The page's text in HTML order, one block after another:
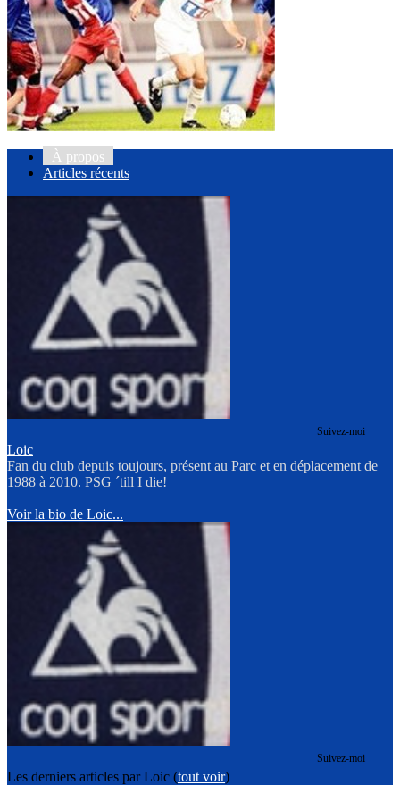
À propos
Articles récents
Suivez-moi
Loic
Fan du club depuis toujours, présent au Parc et en déplacement de
1988 à 2010. PSG ´till I die!
Voir la bio de Loic...
Suivez-moi
Les derniers articles par Loic (tout voir)